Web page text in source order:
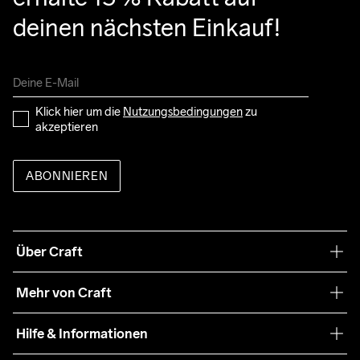
deinen nächsten Einkauf!
Klick hier um die Nutzungsbedingungen zu
akzeptieren
ABONNIEREN
Über Craft
Nachhaltigkeit
Mehr von Craft
Teamwear
Hilfe & Informationen